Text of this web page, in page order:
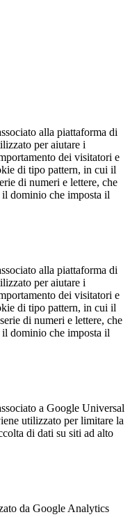
alla piattaforma di
per aiutare i
dei visitatori e
di tipo pattern, in cui il
di numeri e lettere, che
dominio che imposta il
alla piattaforma di
per aiutare i
dei visitatori e
di tipo pattern, in cui il
di numeri e lettere, che
dominio che imposta il
a Google Universal
utilizzato per limitare la
di dati su siti ad alto
da Google Analytics